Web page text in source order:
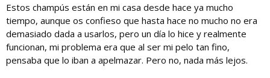
Estos champús están en mi casa desde hace ya mucho
tiempo, aunque os confieso que hasta hace no mucho no era
demasiado dada a usarlos, pero un día lo hice y realmente
funcionan, mi problema era que al ser mi pelo tan fino,
pensaba que lo iban a apelmazar. Pero no, nada más lejos.